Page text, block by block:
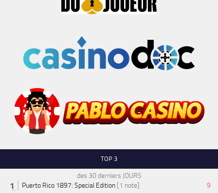
TOP 3
des 30 derniers JOURS
Puerto Rico 1897: Special Edition [1 note]
9